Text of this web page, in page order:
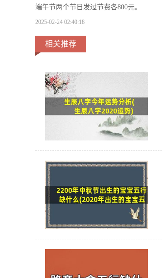
端午节两个节日发过节费各800元。
2025-02-24 02:40:18
相关推荐